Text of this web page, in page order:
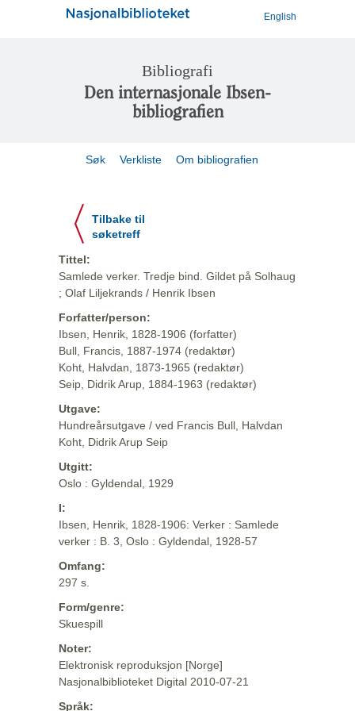
English
Bibliografi
Den internasjonale Ibsen-
bibliografien
Søk Verkliste Om bibliografien
Tilbake til
søketreff
Tittel:
Samlede verker. Tredje bind. Gildet på Solhaug
; Olaf Liljekrands / Henrik Ibsen
Forfatter/person:
Ibsen, Henrik, 1828-1906 (forfatter)
Bull, Francis, 1887-1974 (redaktør)
Koht, Halvdan, 1873-1965 (redaktør)
Seip, Didrik Arup, 1884-1963 (redaktør)
Utgave:
Hundreårsutgave / ved Francis Bull, Halvdan
Koht, Didrik Arup Seip
Utgitt:
Oslo : Gyldendal, 1929
I:
Ibsen, Henrik, 1828-1906: Verker : Samlede
verker : B. 3, Oslo : Gyldendal, 1928-57
Omfang:
297 s.
Form/genre:
Skuespill
Noter:
Elektronisk reproduksjon [Norge]
Nasjonalbiblioteket Digital 2010-07-21
Språk: